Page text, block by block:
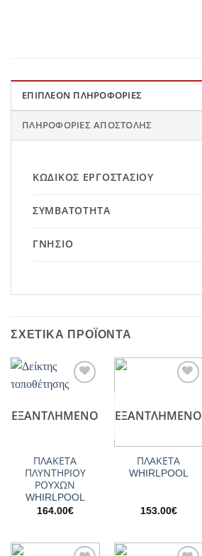
ΕΠΙΠΛΈΟΝ ΠΛΗΡΟΦΟΡΊΕΣ
ΠΛΗΡΟΦΟΡΊΕΣ ΑΠΟΣΤΟΛΉΣ
ΚΩΔΙΚΌΣ ΕΡΓΟΣΤΑΣΊΟΥ
ΣΥΜΒΑΤΌΤΗΤΑ
ΓΝΉΣΙΟ
ΣΧΕΤΙΚΆ ΠΡΟΪΌΝΤΑ
Add to
ΕΞΑΝΤΛΗΜΈΝΟ
ΠΛΑΚΕΤΑ
ΠΛΥΝΤΗΡΙΟΥ
ΡΟΥΧΩΝ
WHIRLPOOL
164.00€
ΕΞΑΝΤΛΗΜΈΝΟ
ΠΛΑΚΕΤΑ
WHIRLPOOL
153.00€